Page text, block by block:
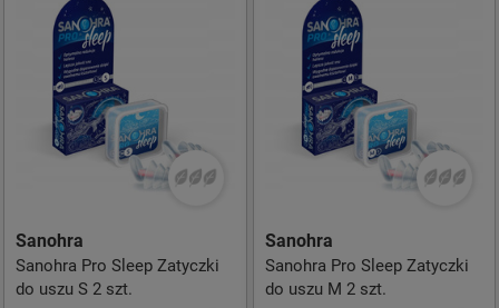
Sanohra
Sanohra Pro Sleep Zatyczki
do uszu S 2 szt.
Sanohra
Sanohra Pro Sleep Zatyczki
do uszu M 2 szt.